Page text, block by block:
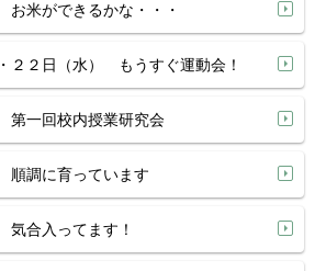
米ができるかな・・・
２２日（水） もうすぐ運動会！
第一回校内授業研究会
順調に育っています
合入ってます！